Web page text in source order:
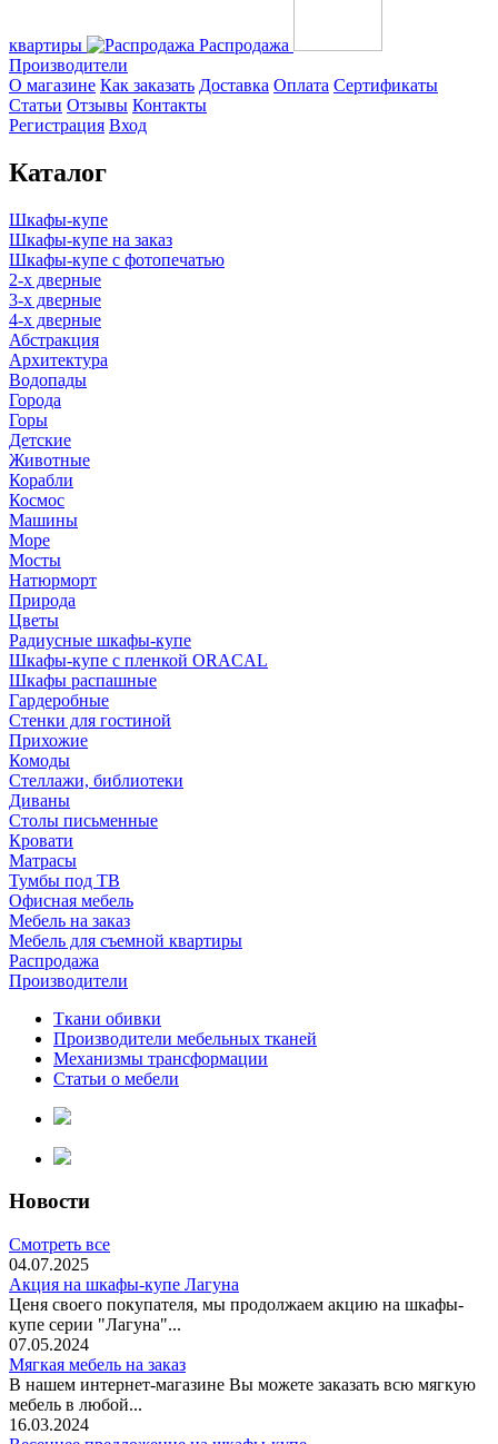
квартиры
Распродажа
Производители
О магазине Как заказать Доставка Оплата Сертификаты
Статьи Отзывы Контакты
Регистрация Вход
Каталог
Шкафы-купе
Шкафы-купе на заказ
Шкафы-купе с фотопечатью
2-х дверные
3-х дверные
4-х дверные
Абстракция
Архитектура
Водопады
Города
Горы
Детские
Животные
Корабли
Космос
Машины
Море
Мосты
Натюрморт
Природа
Цветы
Радиусные шкафы-купе
Шкафы-купе с пленкой ORACAL
Шкафы распашные
Гардеробные
Стенки для гостиной
Прихожие
Комоды
Стеллажи, библиотеки
Диваны
Столы письменные
Кровати
Матрасы
Тумбы под ТВ
Офисная мебель
Мебель на заказ
Мебель для съемной квартиры
Распродажа
Производители
Ткани обивки
Производители мебельных тканей
Механизмы трансформации
Статьи о мебели
Новости
Смотреть все
04.07.2025
Акция на шкафы-купе Лагуна
Ценя своего покупателя, мы продолжаем акцию на шкафы-
купе серии "Лагуна"...
07.05.2024
Мягкая мебель на заказ
В нашем интернет-магазине Вы можете заказать всю мягкую
мебель в любой...
16.03.2024